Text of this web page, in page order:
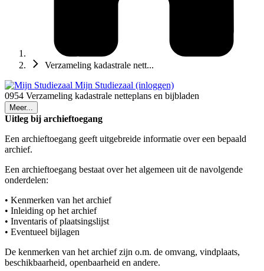
Verzameling kadastrale nett...
Mijn Studiezaal (inloggen)
0954 Verzameling kadastrale netteplans en bijbladen
Meer...
Uitleg bij archieftoegang
Een archieftoegang geeft uitgebreide informatie over een bepaald
archief.
Een archieftoegang bestaat over het algemeen uit de navolgende
onderdelen:
• Kenmerken van het archief
• Inleiding op het archief
• Inventaris of plaatsingslijst
• Eventueel bijlagen
De kenmerken van het archief zijn o.m. de omvang, vindplaats,
beschikbaarheid, openbaarheid en andere.